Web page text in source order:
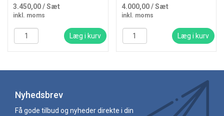
3.450,00/ Sæt
inkl. moms
Læg i kurv
4.000,00/ Sæt
inkl. moms
Læg i kurv
Nyhedsbrev
Få gode tilbud og nyheder direkte i din